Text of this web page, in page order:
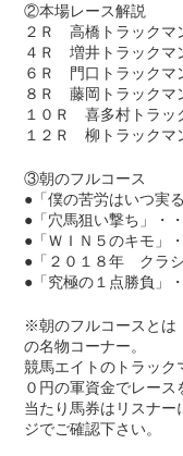
②本場レース解説
２Ｒ 高橋トラックマ
４Ｒ 増井トラックマ
６Ｒ 門口トラックマ
８Ｒ 藤岡トラックマ
１０Ｒ 喜多村トラッ
１２Ｒ 柳トラックマ
③朝のフルコース
●「僕の苦労はいつ実
●「穴馬狙い撃ち」・
●「ＷＩＮ５のキモ」
●「２０１８年 クラ
●「究極の１点勝負」
※朝のフルコースとは
の名物コーナー。
競馬エイトのトラック
０円の軍資金でレース
当たり馬券はリスナー
ジでご確認下さい。